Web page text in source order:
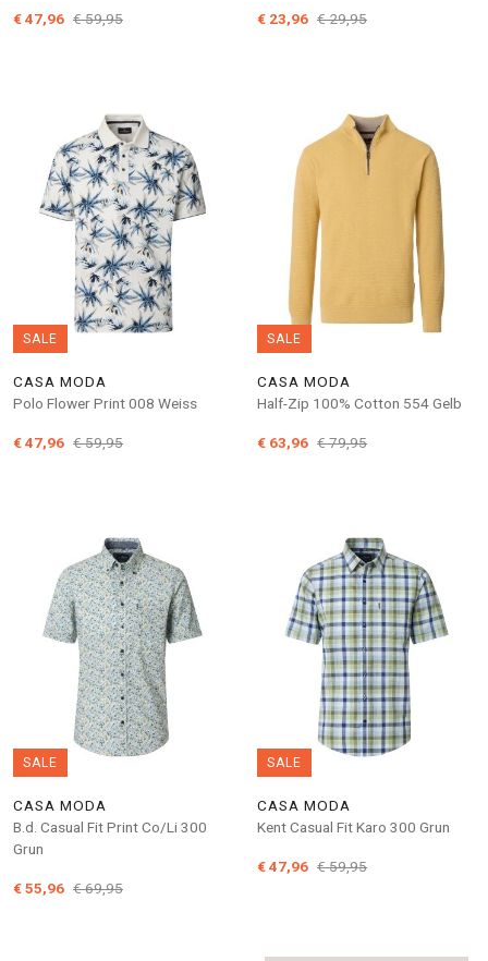
€ 59,95
€ 47,96 € 29,95
€ 23,96
SALE
CASA MODA
Polo Flower Print 008 Weiss
€ 59,95
€ 47,96
SALE
CASA MODA
Half-Zip 100% Cotton 554 Gelb
€ 79,95
€ 63,96
SALE
CASA MODA
B.d. Casual Fit Print Co/Li 300
Grun
€ 69,95
€ 55,96
SALE
CASA MODA
Kent Casual Fit Karo 300 Grun
€ 59,95
€ 47,96